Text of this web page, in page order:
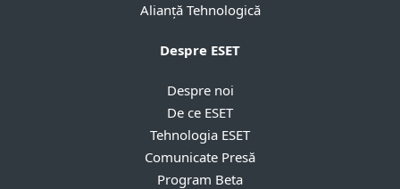
Alianță Tehnologică
Despre ESET
Despre noi
De ce ESET
Tehnologia ESET
Comunicate Presă
Program Beta